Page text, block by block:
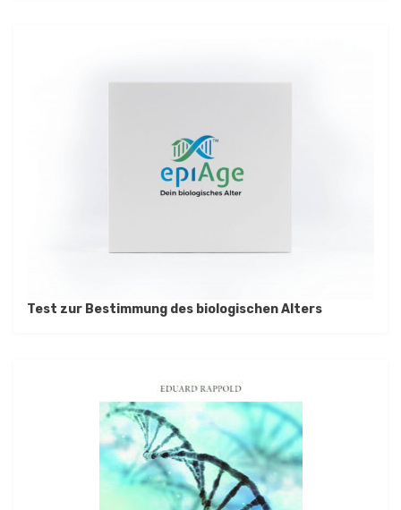
Test zur Bestimmung des biologischen Alters